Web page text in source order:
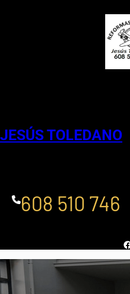
JESÚS TOLEDANO
608 510 746